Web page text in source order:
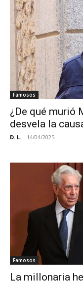
Famosos
¿De qué murió
desvela la
D. L. - 14/04/2025
Famosos
La millonaria